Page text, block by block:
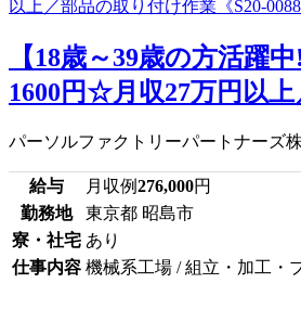
【18歳～39歳の方活躍
1600円☆月収27万円以上
パーソルファクトリーパートナーズ
給与 月収例276,000円
勤務地
東京都 昭島市
寮・社宅 あり
仕事内容 機械系工場 / 組立・加工・